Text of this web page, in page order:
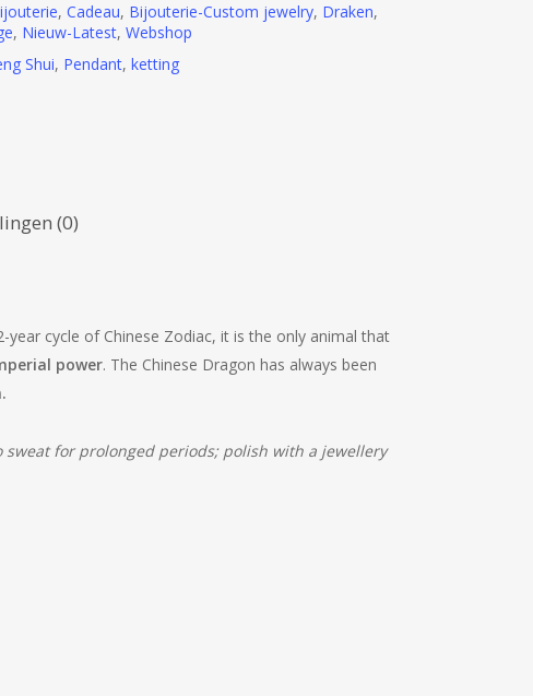
, Cadeau, Bijouterie-Custom jewelry, Draken,
, Nieuw-Latest, Webshop
Shui, Pendant, ketting
(0)
year cycle of Chinese Zodiac, it is the only animal that
power. The Chinese Dragon has always been
for prolonged periods; polish with a jewellery